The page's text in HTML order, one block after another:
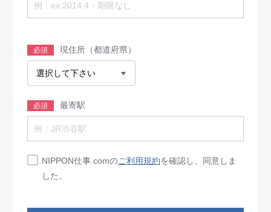
必須 現住所（都道府県）
必須 最寄駅
NIPPON仕事.comのご利用規約を確認し、同意しま
した。